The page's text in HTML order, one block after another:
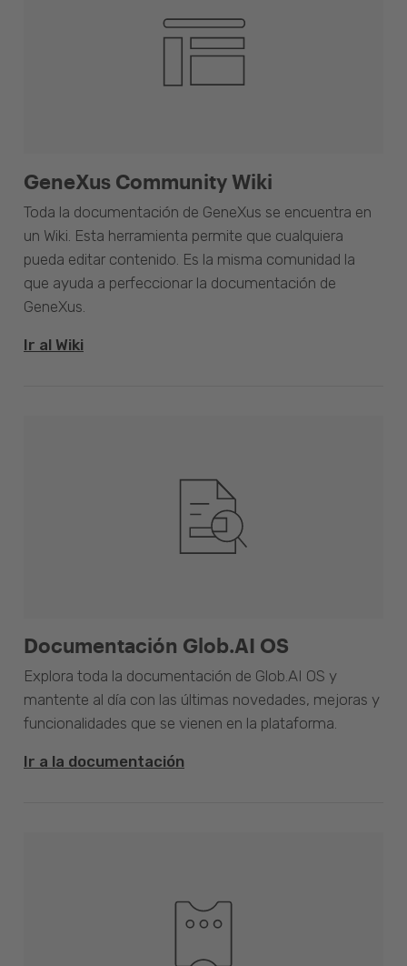
GeneXus Community Wiki
Toda la documentación de GeneXus se encuentra en
un Wiki. Esta herramienta permite que cualquiera
pueda editar contenido. Es la misma comunidad la
que ayuda a perfeccionar la documentación de
GeneXus.
Ir al Wiki
Documentación Glob.AI OS
Explora toda la documentación de Glob.AI OS y
mantente al día con las últimas novedades, mejoras y
funcionalidades que se vienen en la plataforma.
Ir a la documentación